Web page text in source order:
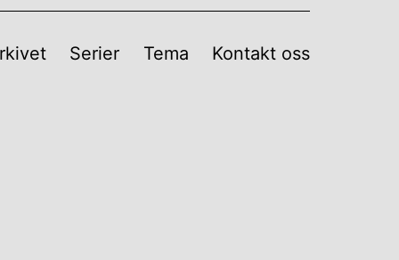
Serier Tema Kontakt oss